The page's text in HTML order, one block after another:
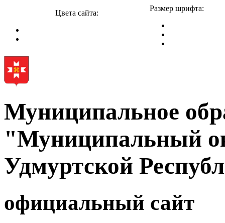
Цвета сайта:
Размер шрифта:
Муниципальное
"Муниципальный
Удмуртской
официальный сайт